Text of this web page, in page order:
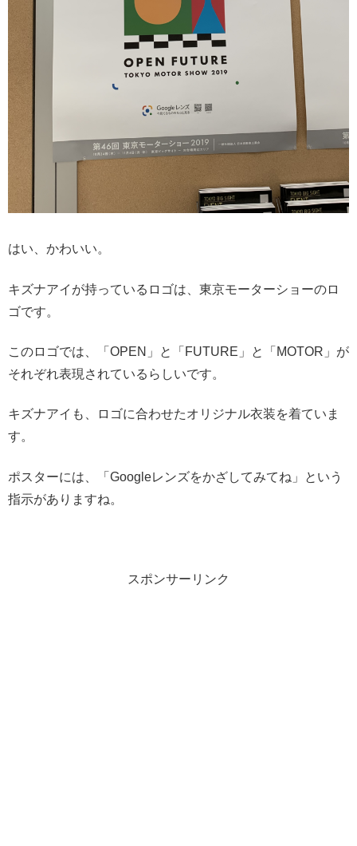
はい、かわいい。
キズナアイが持っているロゴは、東京モーターショーのロ
ゴです。
このロゴでは、「OPEN」と「FUTURE」と「MOTOR」が
それぞれ表現されているらしいです。
キズナアイも、ロゴに合わせたオリジナル衣装を着ていま
す。
ポスターには、「Googleレンズをかざしてみてね」という
指示がありますね。
スポンサーリンク